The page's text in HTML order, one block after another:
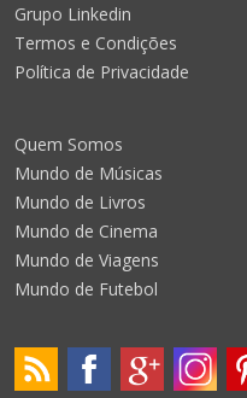
Grupo Linkedin
Termos e Condições
Política de Privacidade
Quem Somos
Mundo de Músicas
Mundo de Livros
Mundo de Cinema
Mundo de Viagens
Mundo de Futebol